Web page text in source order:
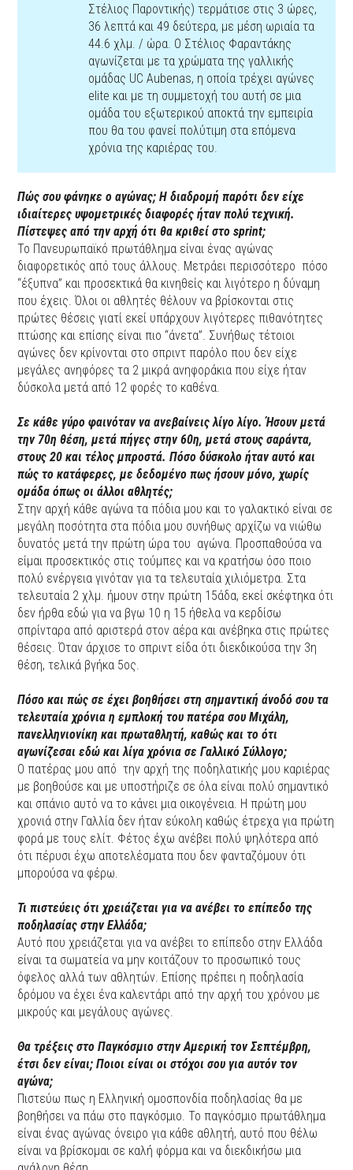
Στέλιος Παροντικής) τερμάτισε στις 3 ώρες,
36 λεπτά και 49 δεύτερα, με μέση ωριαία τα
44.6 χλμ. / ώρα. Ο Στέλιος Φαραντάκης
αγωνίζεται με τα χρώματα της γαλλικής
ομάδας UC Aubenas, η οποία τρέχει αγώνες
elite και με τη συμμετοχή του αυτή σε μια
ομάδα του εξωτερικού αποκτά την εμπειρία
που θα του φανεί πολύτιμη στα επόμενα
χρόνια της καριέρας του.
Πώς σου φάνηκε ο αγώνας; Η διαδρομή παρότι δεν είχε
ιδιαίτερες υψομετρικές διαφορές ήταν πολύ τεχνική.
Πίστεψες από την αρχή ότι θα κριθεί στο sprint;
Το Πανευρωπαϊκό πρωτάθλημα είναι ένας αγώνας
διαφορετικός από τους άλλους. Μετράει περισσότερο πόσο
“έξυπνα” και προσεκτικά θα κινηθείς και λιγότερο η δύναμη
που έχεις. Όλοι οι αθλητές θέλουν να βρίσκονται στις
πρώτες θέσεις γιατί εκεί υπάρχουν λιγότερες πιθανότητες
πτώσης και επίσης είναι πιο “άνετα”. Συνήθως τέτοιοι
αγώνες δεν κρίνονται στο σπριντ παρόλο που δεν είχε
μεγάλες ανηφόρες τα 2 μικρά ανηφοράκια που είχε ήταν
δύσκολα μετά από 12 φορές το καθένα.
Σε κάθε γύρο φαινόταν να ανεβαίνεις λίγο λίγο. Ήσουν μετά
την 70η θέση, μετά πήγες στην 60η, μετά στους σαράντα,
στους 20 και τέλος μπροστά. Πόσο δύσκολο ήταν αυτό και
πώς το κατάφερες, με δεδομένο πως ήσουν μόνο, χωρίς
ομάδα όπως οι άλλοι αθλητές;
Στην αρχή κάθε αγώνα τα πόδια μου και το γαλακτικό είναι σε
μεγάλη ποσότητα στα πόδια μου συνήθως αρχίζω να νιώθω
δυνατός μετά την πρώτη ώρα του αγώνα. Προσπαθούσα να
είμαι προσεκτικός στις τούμπες και να κρατήσω όσο ποιο
πολύ ενέργεια γινόταν για τα τελευταία χιλιόμετρα. Στα
τελευταία 2 χλμ. ήμουν στην πρώτη 15άδα, εκεί σκέφτηκα ότι
δεν ήρθα εδώ για να βγω 10 η 15 ήθελα να κερδίσω
σπρίνταρα από αριστερά στον αέρα και ανέβηκα στις πρώτες
θέσεις. Όταν άρχισε το σπριντ είδα ότι διεκδικούσα την 3η
θέση, τελικά βγήκα 5ος.
Πόσο και πώς σε έχει βοηθήσει στη σημαντική άνοδό σου τα
τελευταία χρόνια η εμπλοκή του πατέρα σου Μιχάλη,
πανελληνιονίκη και πρωταθλητή, καθώς και το ότι
αγωνίζεσαι εδώ και λίγα χρόνια σε Γαλλικό Σύλλογο;
Ο πατέρας μου από την αρχή της ποδηλατικής μου καριέρας
με βοηθούσε και με υποστήριζε σε όλα είναι πολύ σημαντικό
και σπάνιο αυτό να το κάνει μια οικογένεια. Η πρώτη μου
χρονιά στην Γαλλία δεν ήταν εύκολη καθώς έτρεχα για πρώτη
φορά με τους ελίτ. Φέτος έχω ανέβει πολύ ψηλότερα από
ότι πέρυσι έχω αποτελέσματα που δεν φανταζόμουν ότι
μπορούσα να φέρω.
Τι πιστεύεις ότι χρειάζεται για να ανέβει το επίπεδο της
ποδηλασίας στην Ελλάδα;
Αυτό που χρειάζεται για να ανέβει το επίπεδο στην Ελλάδα
είναι τα σωματεία να μην κοιτάζουν το προσωπικό τους
όφελος αλλά των αθλητών. Επίσης πρέπει η ποδηλασία
δρόμου να έχει ένα καλεντάρι από την αρχή του χρόνου με
μικρούς και μεγάλους αγώνες.
Θα τρέξεις στο Παγκόσμιο στην Αμερική τον Σεπτέμβρη,
έτσι δεν είναι; Ποιοι είναι οι στόχοι σου για αυτόν τον
αγώνα;
Πιστεύω πως η Ελληνική ομοσπονδία ποδηλασίας θα με
βοηθήσει να πάω στο παγκόσμιο. Το παγκόσμιο πρωτάθλημα
είναι ένας αγώνας όνειρο για κάθε αθλητή, αυτό που θέλω
είναι να βρίσκομαι σε καλή φόρμα και να διεκδικήσω μια